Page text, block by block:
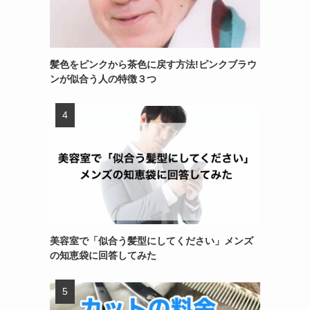
髪色をピンクから茶色に戻す方法!ピンクブラウ
ンが似合う人の特徴３つ
美容室で「似合う髪型にしてください」メンズ
の知恵袋に回答してみた